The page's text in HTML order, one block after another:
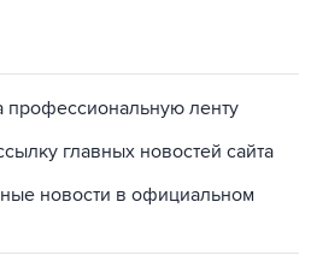
профессиональную ленту
главных новостей сайта
новости в официальном